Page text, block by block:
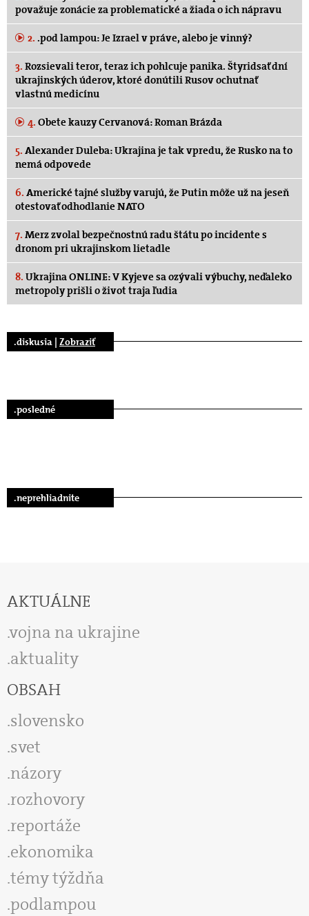
považuje zonácie za problematické a žiada o ich nápravu
2. .pod lampou: Je Izrael v práve, alebo je vinný?
3. Rozsievali teror, teraz ich pohlcuje panika. Štyridsať dní
ukrajinských úderov, ktoré donútili Rusov ochutnať
vlastnú medicínu
4. Obete kauzy Cervanová: Roman Brázda
5. Alexander Duleba: Ukrajina je tak vpredu, že Rusko na to
nemá odpovede
6. Americké tajné služby varujú, že Putin môže už na jeseň
otestovať odhodlanie NATO
7. Merz zvolal bezpečnostnú radu štátu po incidente s
dronom pri ukrajinskom lietadle
8. Ukrajina ONLINE: V Kyjeve sa ozývali výbuchy, neďaleko
metropoly prišli o život traja ľudia
.diskusia | Zobraziť
.posledné
.neprehliadnite
AKTUÁLNE
vojna na ukrajine
aktuality
OBSAH
slovensko
svet
názory
rozhovory
reportáže
ekonomika
témy týždňa
podlampou